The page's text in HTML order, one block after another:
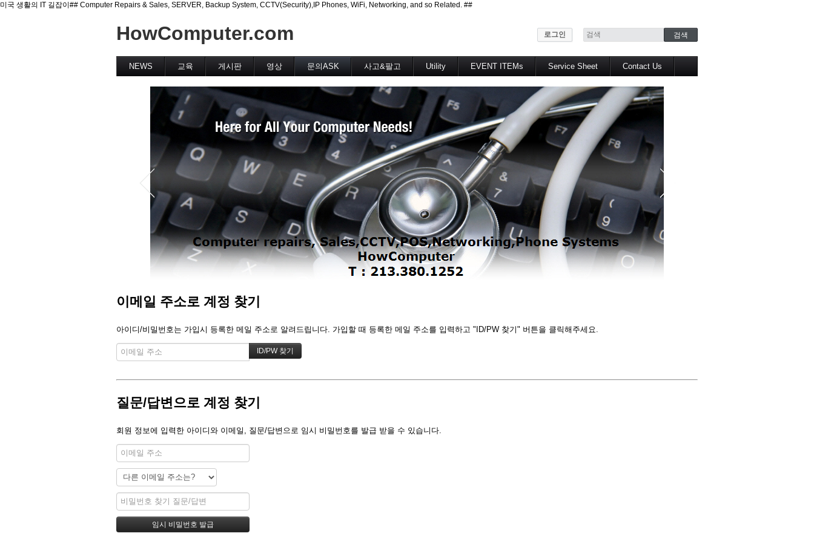
미국 생활의 IT 길잡이## Computer Repairs & Sales, SERVER, Backup System, CCTV(Security),IP Phones, WiFi, Networking, and so Related. ##
HowComputer.com 로그인
NEWS 교육 게시판 영상 문의ASK 사고&팔고 Utility EVENT ITEMs Service Sheet Contact Us
이메일 주소로 계정 찾기
아이디/비밀번호는 가입시 등록한 메일 주소로 알려드립니다. 가입할 때 등록한 메일 주소를 입력하고 "ID/PW 찾기" 버튼을 클릭해주세요.
질문/답변으로 계정 찾기
회원 정보에 입력한 아이디와 이메일, 질문/답변으로 임시 비밀번호를 발급 받을 수 있습니다.